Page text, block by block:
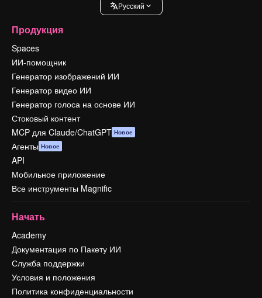
Pусский
Продукция
Spaces
ИИ-помощник
Генератор изображений ИИ
Генератор видео ИИ
Генератор голоса на основе ИИ
Стоковый контент
MCP для Claude/ChatGPT Новое
Агенты Новое
API
Мобильное приложение
Все инструменты Magnific
Начать
Academy
Документация по Пакету ИИ
Служба поддержки
Условия и положения
Политика конфиденциальности